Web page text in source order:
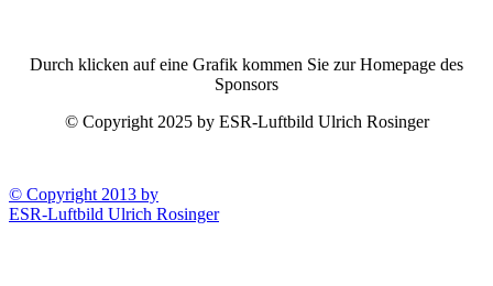
Durch klicken auf eine Grafik kommen Sie zur Homepage des
Sponsors
© Copyright 2025 by ESR-Luftbild Ulrich Rosinger
© Copyright 2013 by
ESR-Luftbild Ulrich Rosinger